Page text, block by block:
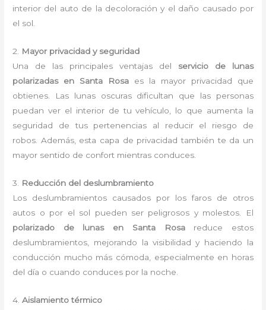
interior del auto de la decoloración y el daño causado por
el sol.
2.
Mayor privacidad y seguridad
Una de las principales ventajas del servicio de lunas
polarizadas en Santa Rosa es la mayor privacidad que
obtienes. Las lunas oscuras dificultan que las personas
puedan ver el interior de tu vehículo, lo que aumenta la
seguridad de tus pertenencias al reducir el riesgo de
robos. Además, esta capa de privacidad también te da un
mayor sentido de confort mientras conduces.
3.
Reducción del deslumbramiento
Los deslumbramientos causados por los faros de otros
autos o por el sol pueden ser peligrosos y molestos. El
polarizado de lunas en Santa Rosareduce estos
deslumbramientos, mejorando la visibilidad y haciendo la
conducción mucho más cómoda, especialmente en horas
del día o cuando conduces por la noche.
4.Aislamiento térmico